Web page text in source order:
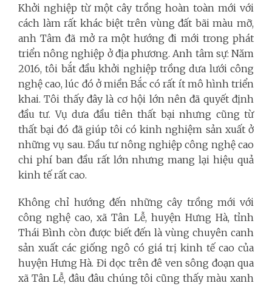
Khởi nghiệp từ một cây trồng hoàn toàn mới với
cách làm rất khác biệt trên vùng đất bãi màu mỡ,
anh Tâm đã mở ra một hướng đi mới trong phát
triển nông nghiệp ở địa phương. Anh tâm sự: Năm
2016, tôi bắt đầu khởi nghiệp trồng dưa lưới công
nghệ cao, lúc đó ở miền Bắc có rất ít mô hình triển
khai. Tôi thấy đây là cơ hội lớn nên đã quyết định
đầu tư. Vụ dưa đầu tiên thất bại nhưng cũng từ
thất bại đó đã giúp tôi có kinh nghiệm sản xuất ở
những vụ sau. Đầu tư nông nghiệp công nghệ cao
chi phí ban đầu rất lớn nhưng mang lại hiệu quả
kinh tế rất cao.
Không chỉ hướng đến những cây trồng mới với
công nghệ cao, xã Tân Lễ, huyện Hưng Hà, tỉnh
Thái Bình còn được biết đến là vùng chuyên canh
sản xuất các giống ngô có giá trị kinh tế cao của
huyện Hưng Hà. Đi dọc trên đê ven sông đoạn qua
xã Tân Lễ, đâu đâu chúng tôi cũng thấy màu xanh